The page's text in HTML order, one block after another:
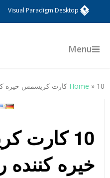
Visual Paradigm Desktop
Menu
Home »10 کارت کریسمس خیره کننده رایگان
10 کارت
خیره کننده